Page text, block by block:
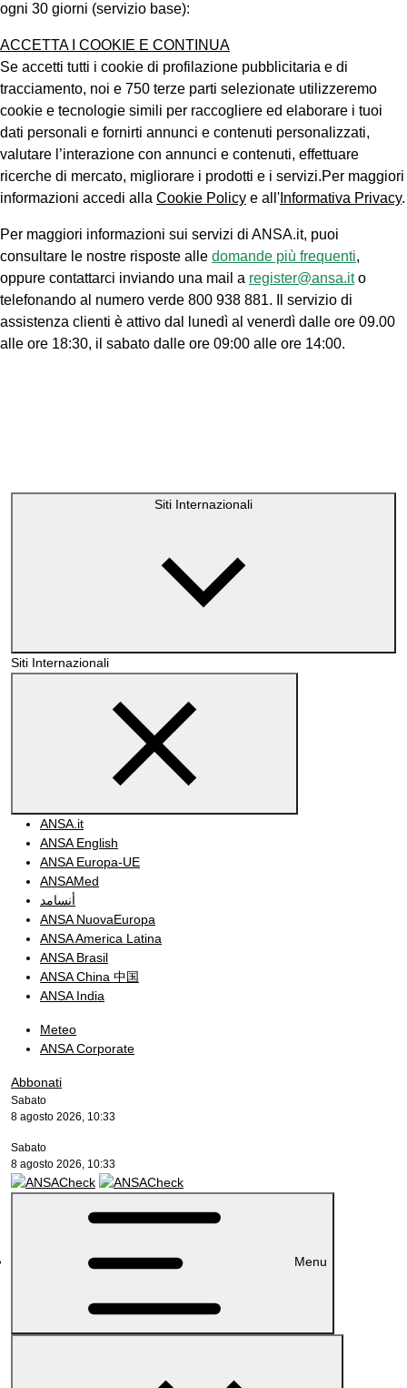
ogni 30 giorni (servizio base):
ACCETTA I COOKIE E CONTINUA
Se accetti tutti i cookie di profilazione pubblicitaria e di
tracciamento, noi e 750 terze parti selezionate utilizzeremo
cookie e tecnologie simili per raccogliere ed elaborare i tuoi
dati personali e fornirti annunci e contenuti personalizzati,
valutare l’interazione con annunci e contenuti, effettuare
ricerche di mercato, migliorare i prodotti e i servizi.Per maggiori
informazioni accedi alla Cookie Policy e all' Informativa Privacy.
Per maggiori informazioni sui servizi di ANSA.it, puoi
consultare le nostre risposte alle domande più frequenti,
oppure contattarci inviando una mail a register@ansa.ito
telefonando al numero verde 800 938 881. Il servizio di
assistenza clienti è attivo dal lunedì al venerdì dalle ore 09.00
alle ore 18:30, il sabato dalle ore 09:00 alle ore 14:00.
Siti Internazionali
Siti Internazionali
ANSA.it
ANSA English
ANSA Europa-UE
ANSAMed
أنسامد
ANSA NuovaEuropa
ANSA America Latina
ANSA Brasil
ANSA China 中国
ANSA India
Meteo
ANSA Corporate
Abbonati
Sabato
8 agosto 2026, 10:33
Sabato
8 agosto 2026, 10:33
Menu